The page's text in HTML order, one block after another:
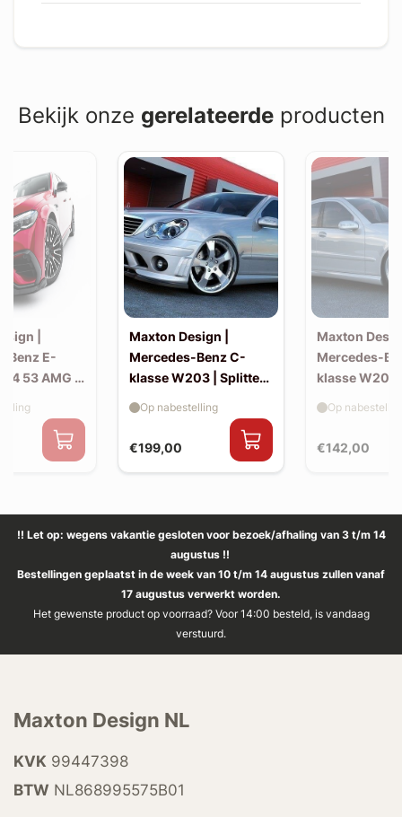
Bekijk onze gerelateerdeproducten
|
Benz E-
53 AMG |
Maxton Design |
Mercedes-Benz C-
klasse W203 | Splitter
bumper)
€199,00
Op nabestelling
Maxton
Mercedes-
klasse W203
€142,00
Op
!! Let op: wegens vakantie gesloten voor bezoek/afhaling van 3 t/m 14
augustus !!
Bestellingen geplaatst in de week van 10 t/m 14 augustus zullen vanaf
17 augustus verwerkt worden.
Het gewenste product op voorraad? Voor 14:00 besteld, is vandaag
verstuurd.
Maxton Design NL
KVK 99447398
BTW NL868995575B01